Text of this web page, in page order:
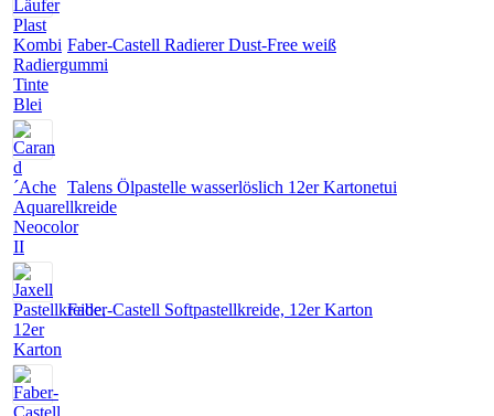
Faber-Castell Radierer Dust-Free weiß
Talens Ölpastelle wasserlöslich 12er Kartonetui
Faber-Castell Softpastellkreide, 12er Karton